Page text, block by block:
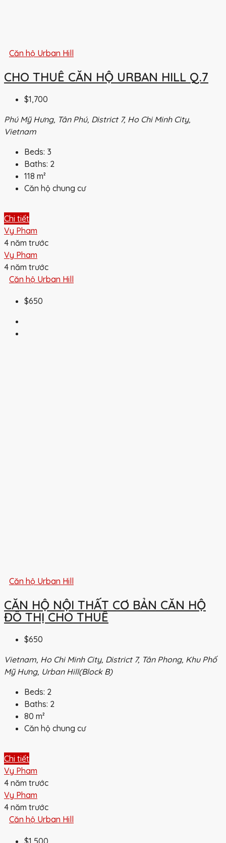
Căn hộ Urban Hill
CHO THUÊ CĂN HỘ URBAN HILL Q.7
$1,700
Phú Mỹ Hưng, Tân Phú, District 7, Ho Chi Minh City,
Vietnam
Beds: 3
Baths: 2
118 m²
Căn hộ chung cư
Chi tiết
Vy Pham
4 năm trước
Vy Pham
4 năm trước
Căn hộ Urban Hill
$650
Căn hộ Urban Hill
CĂN HỘ NỘI THẤT CƠ BẢN CĂN HỘ
ĐÔ THỊ CHO THUÊ
$650
Vietnam, Ho Chi Minh City, District 7, Tân Phong, Khu Phố
Mỹ Hưng, Urban Hill(Block B)
Beds: 2
Baths: 2
80 m²
Căn hộ chung cư
Chi tiết
Vy Pham
4 năm trước
Vy Pham
4 năm trước
Căn hộ Urban Hill
$1,500